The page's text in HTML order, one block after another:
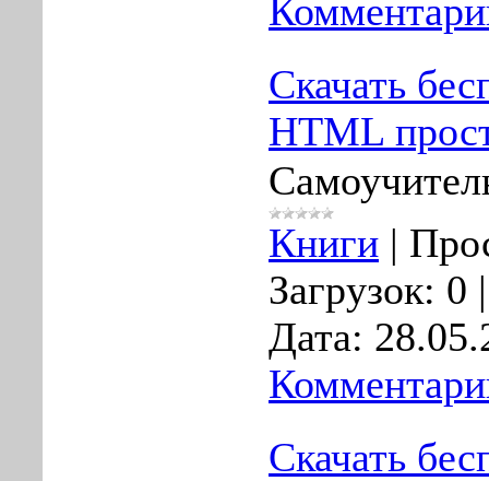
Скачать
HTML
Книги |
Загрузок: 0
Дата:
Скачать